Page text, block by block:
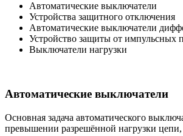
Автоматические выключатели
Устройства защитного отключения
Автоматические выключатели
Устройство защиты от импульсных
Выключатели нагрузки
Автоматические выключатели
Основная задача автоматического
превышении разрешённой нагрузки